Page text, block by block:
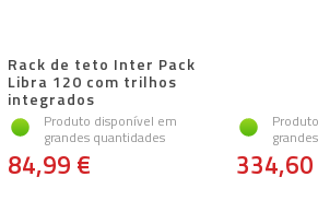
Rack de teto Inter Pack
Libra 120 com trilhos
integrados
Produto disponível em
grandes quantidades
84,99 €